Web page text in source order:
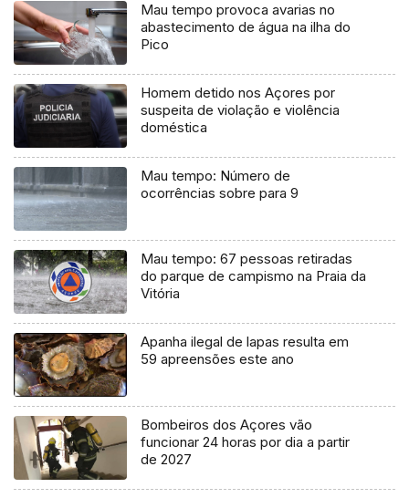
Mau tempo provoca avarias no
abastecimento de água na ilha do
Pico
Homem detido nos Açores por
suspeita de violação e violência
doméstica
Mau tempo: Número de
ocorrências sobre para 9
Mau tempo: 67 pessoas retiradas
do parque de campismo na Praia da
Vitória
Apanha ilegal de lapas resulta em
59 apreensões este ano
Bombeiros dos Açores vão
funcionar 24 horas por dia a partir
de 2027